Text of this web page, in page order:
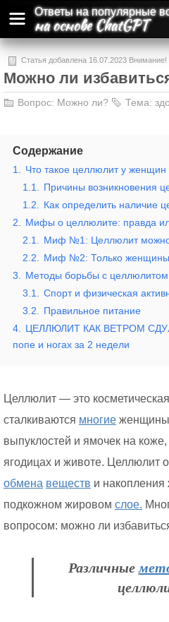
Ответы на популярные
на основе ChatGPT
Статья добавлена 16.07.2023
и может содержать ошибки и
Можно ли
Вопрос: Можно ли? Тема:
Содержание
1.
Что такое целлюлит у женщин
1.1.
Причины возникновения
1.2.
Как определить наличие
2.
Мифы о целлюлите: правда
2.1.
Миф №1: Целлюлит можно
2.2.
Миф №2: Только женщины
3.
Методы борьбы с целлюлитом
3.1.
Спорт и физическая
3.2.
Правильное питание
4.
ЦЕЛЛЮЛИТ КАК ВЕТРОМ
попе и ногах за 2 недели
Целлюлит — это
сталкиваются многие
выпуклостей и ямочек на
ягодицах и животе. Целлюлит
обмена веществ и
подкожном жировом слое.
вопросом: можно ли
Различные